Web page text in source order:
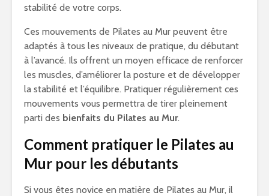
stabilité de votre corps.
Ces mouvements de Pilates au Mur peuvent être
adaptés à tous les niveaux de pratique, du débutant
à l’avancé. Ils offrent un moyen efficace de renforcer
les muscles, d’améliorer la posture et de développer
la stabilité et l’équilibre. Pratiquer régulièrement ces
mouvements vous permettra de tirer pleinement
parti des bienfaits du Pilates au Mur.
Comment pratiquer le Pilates au
Mur pour les débutants
Si vous êtes novice en matière de Pilates au Mur, il